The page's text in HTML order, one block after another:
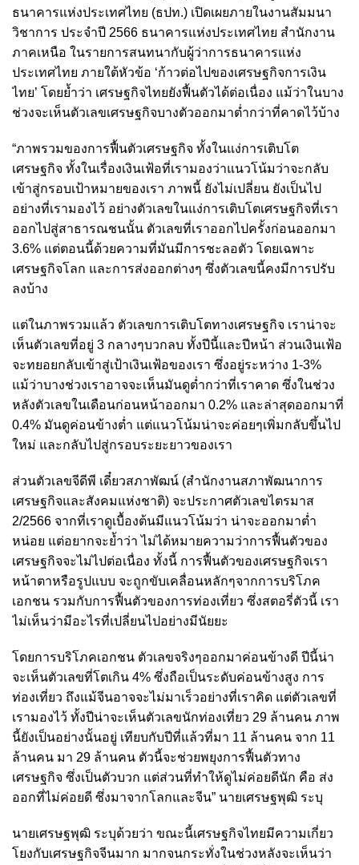
ธนาคารแห่งประเทศไทย (ธปท.) เปิดเผยภายในงานสัมมนา
วิชาการ ประจำปี 2566 ธนาคารแห่งประเทศไทย สำนักงาน
ภาคเหนือ ในรายการสนทนากับผู้ว่าการธนาคารแห่ง
ประเทศไทย ภายใต้หัวข้อ ‘ก้าวต่อไปของเศรษฐกิจการเงิน
ไทย’ โดยย้ำว่า เศรษฐกิจไทยยังฟื้นตัวได้ต่อเนื่อง แม้ว่าในบาง
ช่วงจะเห็นตัวเลขเศรษฐกิจบางตัวออกมาต่ำกว่าที่คาดไว้บ้าง
“ภาพรวมของการฟื้นตัวเศรษฐกิจ ทั้งในแง่การเติบโต
เศรษฐกิจ ทั้งในเรื่องเงินเฟ้อที่เรามองว่าแนวโน้มว่าจะกลับ
เข้าสู่กรอบเป้าหมายของเรา ภาพนี้ ยังไม่เปลี่ยน ยังเป็นไป
อย่างที่เรามองไว้ อย่างตัวเลขในแง่การเติบโตเศรษฐกิจที่เรา
ออกไปสู่สาธารณชนนั้น ตัวเลขที่เราออกไปครั้งก่อนออกมา
3.6% แต่ตอนนี้ด้วยความที่มันมีการชะลอตัว โดยเฉพาะ
เศรษฐกิจโลก และการส่งออกต่างๆ ซึ่งตัวเลขนี้คงมีการปรับ
ลงบ้าง
แต่ในภาพรวมแล้ว ตัวเลขการเติบโตทางเศรษฐกิจ เราน่าจะ
เห็นตัวเลขที่อยู่ 3 กลางๆบวกลบ ทั้งปีนี้และปีหน้า ส่วนเงินเฟ้อ
จะทยอยกลับเข้าสู่เป้าเงินเฟ้อของเรา ซึ่งอยู่ระหว่าง 1-3%
แม้ว่าบางช่วงเราอาจจะเห็นมันดูต่ำกว่าที่เราคาด ซึ่งในช่วง
หลังตัวเลขในเดือนก่อนหน้าออกมา 0.2% และล่าสุดออกมาที่
0.4% มันดูค่อนข้างต่ำ แต่แนวโน้มน่าจะค่อยๆเพิ่มกลับขึ้นไป
ใหม่ และกลับไปสู่กรอบระยะยาวของเรา
ส่วนตัวเลขจีดีพี เดี๋ยวสภาพัฒน์ (สำนักงานสภาพัฒนาการ
เศรษฐกิจและสังคมแห่งชาติ) จะประกาศตัวเลขไตรมาส
2/2566 จากที่เราดูเบื้องต้นมีแนวโน้มว่า น่าจะออกมาต่ำ
หน่อย แต่อยากจะย้ำว่า ไม่ได้หมายความว่าการฟื้นตัวของ
เศรษฐกิจจะไม่ไปต่อเนื่อง ทั้งนี้ การฟื้นตัวของเศรษฐกิจเรา
หน้าตาหรือรูปแบบ จะถูกขับเคลื่อนหลักๆจากการบริโภค
เอกชน รวมกับการฟื้นตัวของการท่องเที่ยว ซึ่งสตอรี่ตัวนี้ เรา
ไม่เห็นว่ามีอะไรที่เปลี่ยนไปอย่างมีนัยยะ
โดยการบริโภคเอกชน ตัวเลขจริงๆออกมาค่อนข้างดี ปีนี้น่า
จะเห็นตัวเลขที่โตเกิน 4% ซึ่งถือเป็นระดับค่อนข้างสูง การ
ท่องเที่ยว ถึงแม้จีนอาจจะไม่มาเร็วอย่างที่เราคิด แต่ตัวเลขที่
เรามองไว้ ทั้งปีน่าจะเห็นตัวเลขนักท่องเที่ยว 29 ล้านคน ภาพ
นี้ยังเป็นอย่างนั้นอยู่ เทียบกับปีที่แล้วที่มา 11 ล้านคน จาก 11
ล้านคน มา 29 ล้านคน ตัวนี้จะช่วยพยุงการฟื้นตัวทาง
เศรษฐกิจ ซึ่งเป็นตัวบวก แต่ส่วนที่ทำให้ดูไม่ค่อยดีนัก คือ ส่ง
ออกที่ไม่ค่อยดี ซึ่งมาจากโลกและจีน” นายเศรษฐพุฒิ ระบุ
นายเศรษฐพุฒิ ระบุด้วยว่า ขณะนี้เศรษฐกิจไทยมีความเกี่ยว
โยงกับเศรษฐกิจจีนมาก มากจนกระทั่งในช่วงหลังจะเห็นว่า